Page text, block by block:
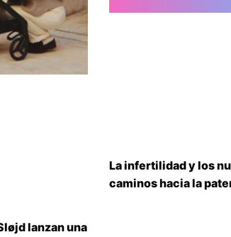
lanzan una
La infertilidad y los
caminos hacia la